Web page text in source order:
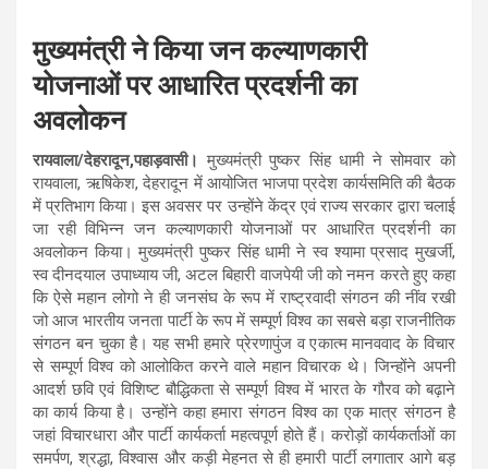
मुख्यमंत्री ने किया जन कल्याणकारी
योजनाओं पर आधारित प्रदर्शनी का
अवलोकन
रायवाला/देहरादून,पहाड़वासी। मुख्यमंत्री पुष्कर सिंह धामी ने सोमवार को
रायवाला, ऋषिकेश, देहरादून में आयोजित भाजपा प्रदेश कार्यसमिति की बैठक
में प्रतिभाग किया। इस अवसर पर उन्होंने केंद्र एवं राज्य सरकार द्वारा चलाई
जा रही विभिन्न जन कल्याणकारी योजनाओं पर आधारित प्रदर्शनी का
अवलोकन किया। मुख्यमंत्री पुष्कर सिंह धामी ने स्व श्यामा प्रसाद मुखर्जी,
स्व दीनदयाल उपाध्याय जी, अटल बिहारी वाजपेयी जी को नमन करते हुए कहा
कि ऐसे महान लोगो ने ही जनसंघ के रूप में राष्ट्रवादी संगठन की नींव रखी
जो आज भारतीय जनता पार्टी के रूप में सम्पूर्ण विश्व का सबसे बड़ा राजनीतिक
संगठन बन चुका है। यह सभी हमारे प्रेरणापुंज व एकात्म मानववाद के विचार
से सम्पूर्ण विश्व को आलोकित करने वाले महान विचारक थे। जिन्होंने अपनी
आदर्श छवि एवं विशिष्ट बौद्धिकता से सम्पूर्ण विश्व में भारत के गौरव को बढ़ाने
का कार्य किया है। उन्होंने कहा हमारा संगठन विश्व का एक मात्र संगठन है
जहां विचारधारा और पार्टी कार्यकर्ता महत्वपूर्ण होते हैं। करोड़ों कार्यकर्ताओं का
समर्पण, श्रद्धा, विश्वास और कड़ी मेहनत से ही हमारी पार्टी लगातार आगे बड़